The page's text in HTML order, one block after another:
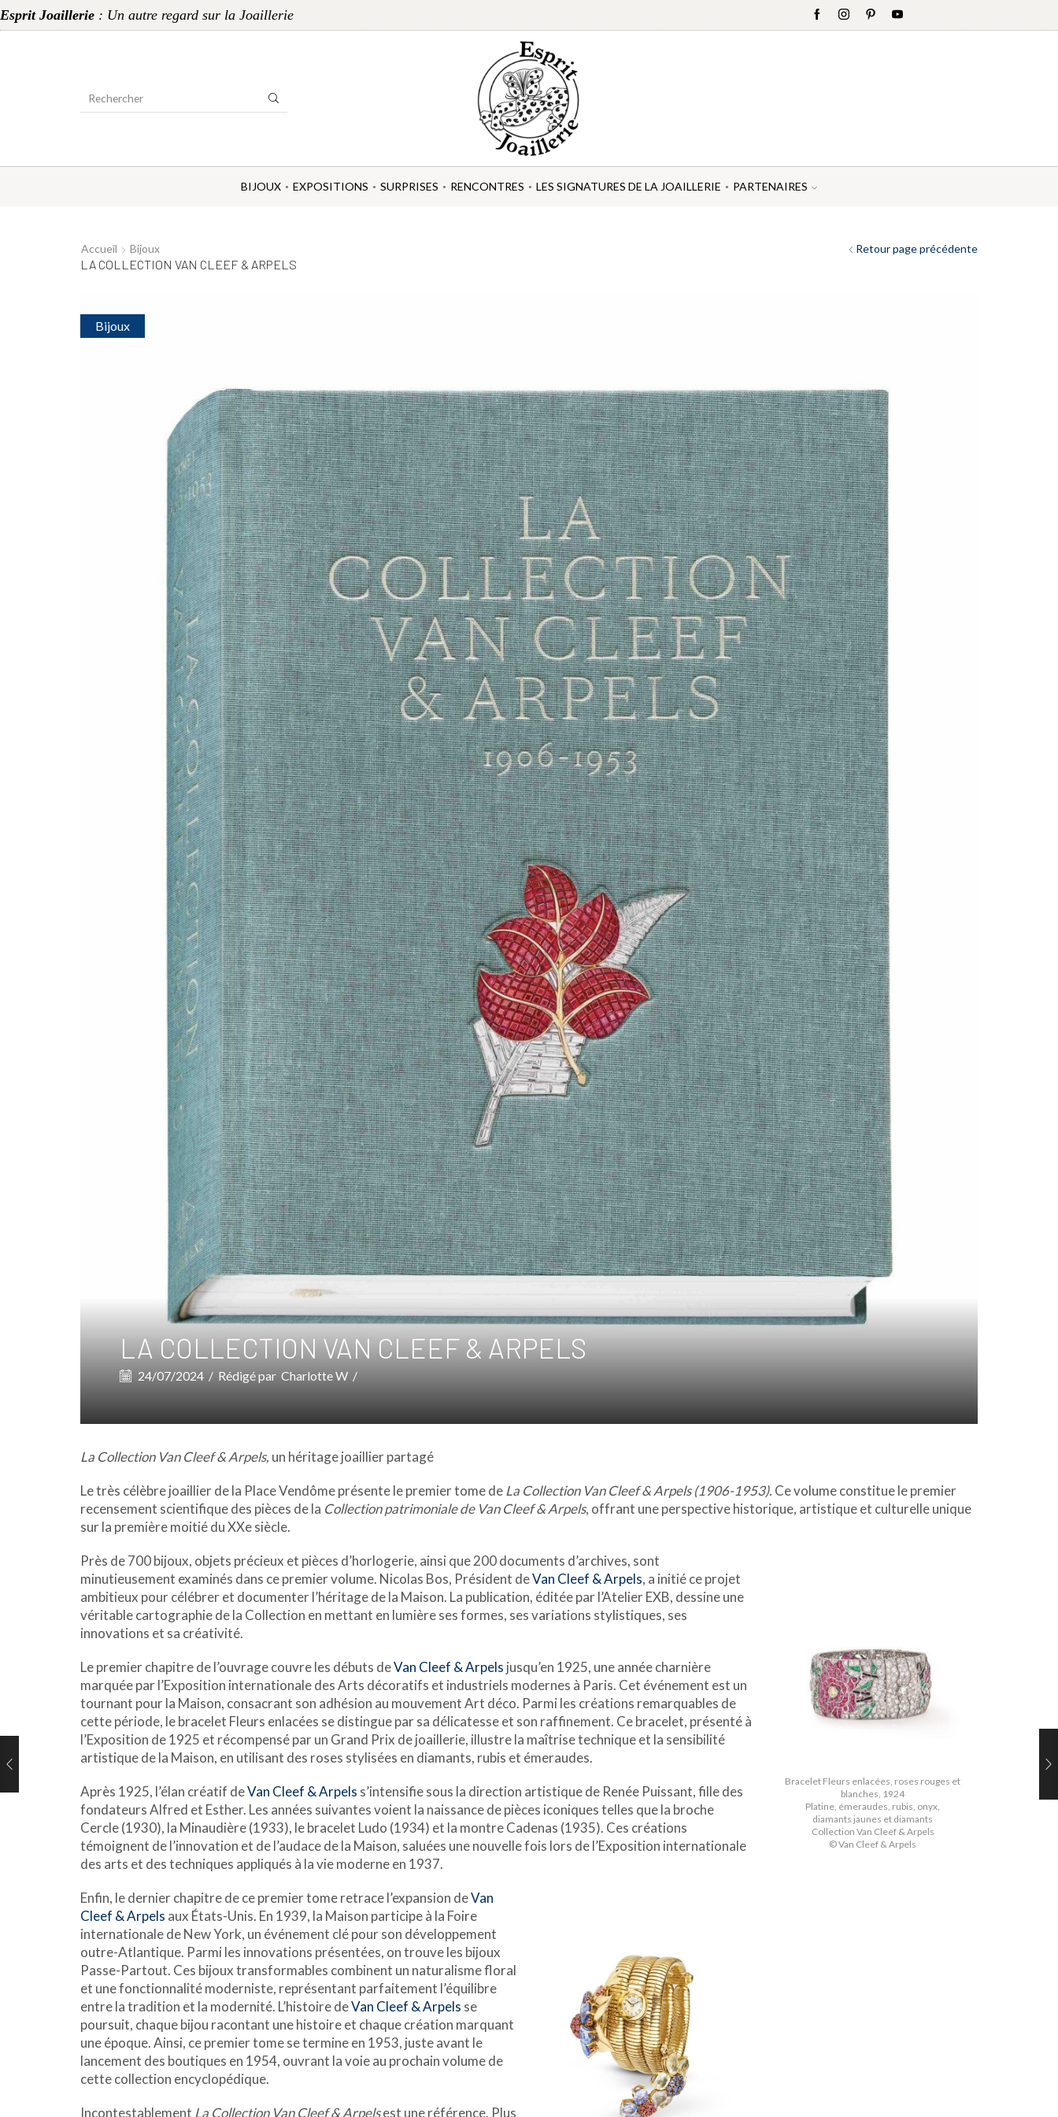
Esprit Joaillerie : Un autre regard sur la Joaillerie
BIJOUX EXPOSITIONS SURPRISES RENCONTRES LES SIGNATURES DE LA JOAILLERIE PARTENAIRES
Retour page précédente
Accueil Bijoux
LA COLLECTION VAN CLEEF & ARPELS
Bijoux
LA COLLECTION VAN CLEEF & ARPELS
24/07/2024 / Rédigé par Charlotte W /
La Collection Van Cleef & Arpels, un héritage joaillier partagé
Le très célèbre joaillier de la Place Vendôme présente le premier tome deLa Collection Van Cleef & Arpels (1906-1953). Ce volume constitue le premier
recensement scientifique des pièces de la Collection patrimoniale de Van Cleef & Arpels, offrant une perspective historique, artistique et culturelle unique
sur la première moitié du XXe siècle.
Bracelet Fleurs enlacées, roses rouges et
blanches, 1924
Platine, émeraudes, rubis, onyx,
diamants jaunes et diamants
Collection Van Cleef & Arpels
© Van Cleef & Arpels
Près de 700 bijoux, objets précieux et pièces d’horlogerie, ainsi que 200 documents d’archives, sont
minutieusement examinés dans ce premier volume. Nicolas Bos, Président deVan Cleef & Arpels, a initié ce projet
ambitieux pour célébrer et documenter l’héritage de la Maison. La publication, éditée par l’Atelier EXB, dessine une
véritable cartographie de la Collection en mettant en lumière ses formes, ses variations stylistiques, ses
innovations et sa créativité.
Le premier chapitre de l’ouvrage couvre les débuts deVan Cleef & Arpels jusqu’en 1925, une année charnière
marquée par l’Exposition internationale des Arts décoratifs et industriels modernes à Paris. Cet événement est un
tournant pour la Maison, consacrant son adhésion au mouvement Art déco. Parmi les créations remarquables de
cette période, le bracelet Fleurs enlacées se distingue par sa délicatesse et son raffinement. Ce bracelet, présenté à
l’Exposition de 1925 et récompensé par un Grand Prix de joaillerie, illustre la maîtrise technique et la sensibilité
artistique de la Maison, en utilisant des roses stylisées en diamants, rubis et émeraudes.
Après 1925, l’élan créatif deVan Cleef & Arpels s’intensifie sous la direction artistique de Renée Puissant, fille des
fondateurs Alfred et Esther. Les années suivantes voient la naissance de pièces iconiques telles que la broche
Cercle (1930), la Minaudière (1933), le bracelet Ludo (1934) et la montre Cadenas (1935). Ces créations
témoignent de l’innovation et de l’audace de la Maison, saluées une nouvelle fois lors de l’Exposition internationale
des arts et des techniques appliqués à la vie moderne en 1937.
Enfin, le dernier chapitre de ce premier tome retrace l’expansion deVan
Cleef & Arpels aux États-Unis. En 1939, la Maison participe à la Foire
internationale de New York, un événement clé pour son développement
outre-Atlantique. Parmi les innovations présentées, on trouve les bijoux
Passe-Partout. Ces bijoux transformables combinent un naturalisme floral
et une fonctionnalité moderniste, représentant parfaitement l’équilibre
entre la tradition et la modernité. L’histoire deVan Cleef & Arpels se
poursuit, chaque bijou racontant une histoire et chaque création marquant
une époque. Ainsi, ce premier tome se termine en 1953, juste avant le
lancement des boutiques en 1954, ouvrant la voie au prochain volume de
cette collection encyclopédique.
Incontestablement La Collection Van Cleef & Arpelsest une référence. Plus